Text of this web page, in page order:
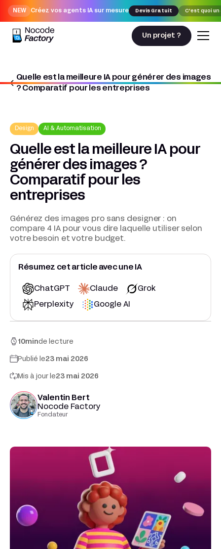
NEW Créez vos agents IA sur mesure Devis Gratuit C'est quoi un
Un projet ?
Quelle est la meilleure IA pour générer des images
? Comparatif pour les entreprises
Nocodefactory
Design
Design AI & Automatisation
Quelle est la meilleure IA pour
générer des images ?
Comparatif pour les
entreprises
Générez des images pro sans designer : on
compare 4 IA pour vous dire laquelle utiliser selon
votre besoin et votre budget.
Résumez cet article avec une IA
ChatGPT Claude Grok
Perplexity Google AI
10minde lecture
Publié le23 mai 2026
Mis à jour le23 mai 2026
Valentin Bert
Nocode Factory
Fondateur